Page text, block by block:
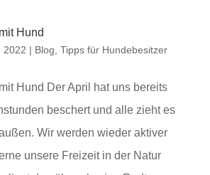
Hund
2022 | Blog Tipps für Hundebesitzer
Hund Der April hat uns bereits
beschert und alle zieht es
Wir werden wieder aktiver
unsere Freizeit in der Natur